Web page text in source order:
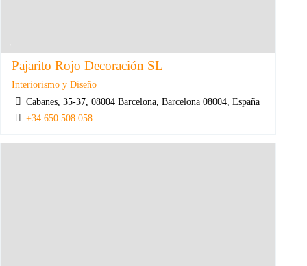
Pajarito Rojo Decoración SL
Interiorismo y Diseño
Cabanes, 35-37, 08004 Barcelona, Barcelona 08004, España
+34 650 508 058